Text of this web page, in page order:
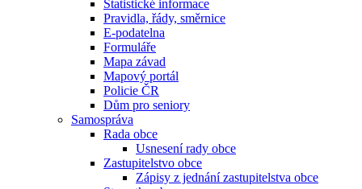
Statistické informace
Pravidla, řády, směrnice
E-podatelna
Formuláře
Mapa závad
Mapový portál
Policie ČR
Dům pro seniory
Samospráva
Rada obce
Usnesení rady obce
Zastupitelstvo obce
Zápisy z jednání zastupitelstva obce